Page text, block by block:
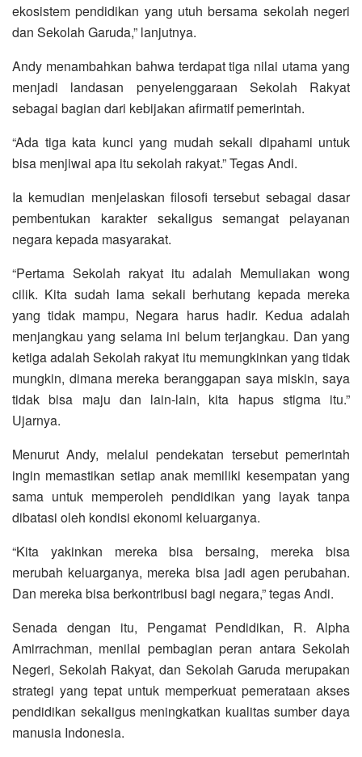
ekosistem pendidikan yang utuh bersama sekolah negeri
dan Sekolah Garuda,” lanjutnya.
Andy menambahkan bahwa terdapat tiga nilai utama yang
menjadi landasan penyelenggaraan Sekolah Rakyat
sebagai bagian dari kebijakan afirmatif pemerintah.
“Ada tiga kata kunci yang mudah sekali dipahami untuk
bisa menjiwai apa itu sekolah rakyat.” Tegas Andi.
Ia kemudian menjelaskan filosofi tersebut sebagai dasar
pembentukan karakter sekaligus semangat pelayanan
negara kepada masyarakat.
“Pertama Sekolah rakyat itu adalah Memuliakan wong
cilik. Kita sudah lama sekali berhutang kepada mereka
yang tidak mampu, Negara harus hadir. Kedua adalah
menjangkau yang selama ini belum terjangkau. Dan yang
ketiga adalah Sekolah rakyat itu memungkinkan yang tidak
mungkin, dimana mereka beranggapan saya miskin, saya
tidak bisa maju dan lain-lain, kita hapus stigma itu.”
Ujarnya.
Menurut Andy, melalui pendekatan tersebut pemerintah
ingin memastikan setiap anak memiliki kesempatan yang
sama untuk memperoleh pendidikan yang layak tanpa
dibatasi oleh kondisi ekonomi keluarganya.
“Kita yakinkan mereka bisa bersaing, mereka bisa
merubah keluarganya, mereka bisa jadi agen perubahan.
Dan mereka bisa berkontribusi bagi negara,” tegas Andi.
Senada dengan itu, Pengamat Pendidikan, R. Alpha
Amirrachman, menilai pembagian peran antara Sekolah
Negeri, Sekolah Rakyat, dan Sekolah Garuda merupakan
strategi yang tepat untuk memperkuat pemerataan akses
pendidikan sekaligus meningkatkan kualitas sumber daya
manusia Indonesia.